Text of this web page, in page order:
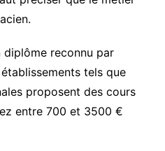
reconnu par
tels que
proposent des cours
entre 700 et 3500 €